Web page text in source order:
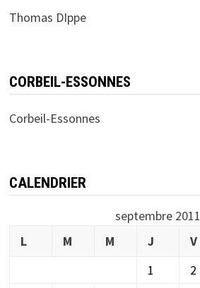
Thomas DIppe
CORBEIL-ESSONNES
Corbeil-Essonnes
CALENDRIER
septembre 2011
L
M M J V
1
2